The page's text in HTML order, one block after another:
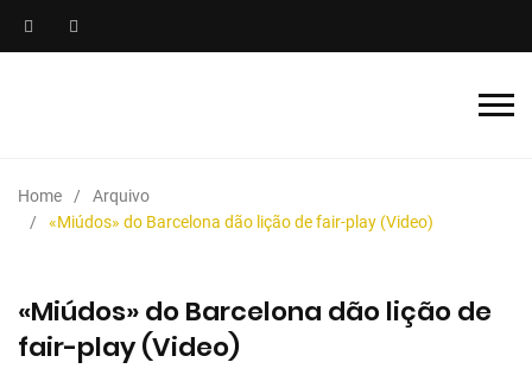
Home
Arquivo
«Miúdos» do Barcelona dão lição de fair-play (Video)
«Miúdos» do Barcelona dão lição de
fair-play (Video)